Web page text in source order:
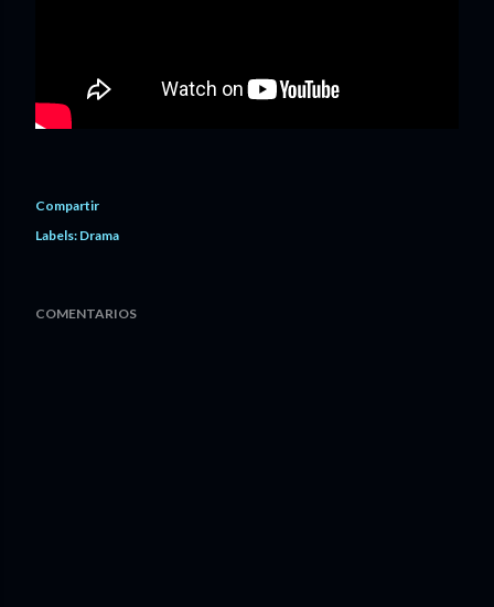
Compartir
Labels: Drama
COMENTARIOS